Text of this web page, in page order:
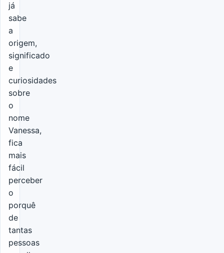
já
sabe
a
origem,
significado
e
curiosidades
sobre
o
nome
Vanessa,
fica
mais
fácil
perceber
o
porquê
de
tantas
pessoas